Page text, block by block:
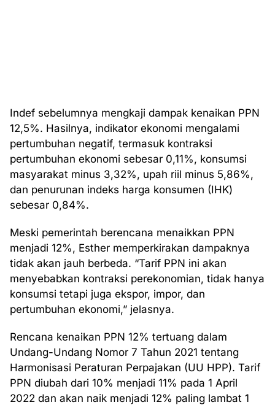
Indef sebelumnya mengkaji dampak kenaikan PPN
12,5%. Hasilnya, indikator ekonomi mengalami
pertumbuhan negatif, termasuk kontraksi
pertumbuhan ekonomi sebesar 0,11%, konsumsi
masyarakat minus 3,32%, upah riil minus 5,86%,
dan penurunan indeks harga konsumen (IHK)
sebesar 0,84%.
Meski pemerintah berencana menaikkan PPN
menjadi 12%, Esther memperkirakan dampaknya
tidak akan jauh berbeda. “Tarif PPN ini akan
menyebabkan kontraksi perekonomian, tidak hanya
konsumsi tetapi juga ekspor, impor, dan
pertumbuhan ekonomi,” jelasnya.
Rencana kenaikan PPN 12% tertuang dalam
Undang-Undang Nomor 7 Tahun 2021 tentang
Harmonisasi Peraturan Perpajakan (UU HPP). Tarif
PPN diubah dari 10% menjadi 11% pada 1 April
2022 dan akan naik menjadi 12% paling lambat 1